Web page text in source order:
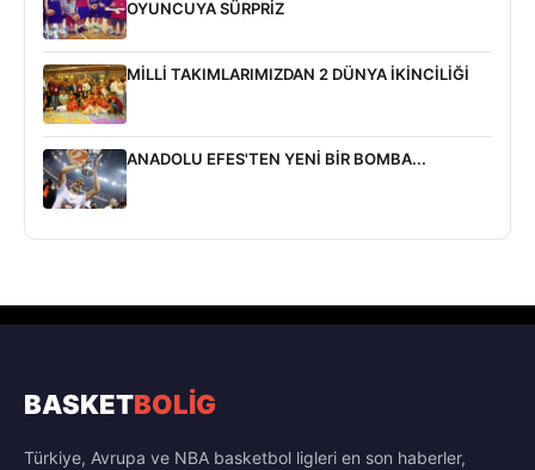
OYUNCUYA SÜRPRİZ
MİLLİ TAKIMLARIMIZDAN 2 DÜNYA İKİNCİLİĞİ
ANADOLU EFES'TEN YENİ BİR BOMBA...
BASKETBOLİG
Türkiye, Avrupa ve NBA basketbol ligleri en son haberler,